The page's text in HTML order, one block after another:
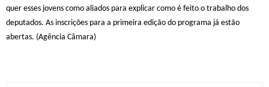
quer esses jovens como aliados para explicar como é feito o trabalho dos
deputados. As inscrições para a primeira edição do programa já estão
abertas. (Agência Câmara)